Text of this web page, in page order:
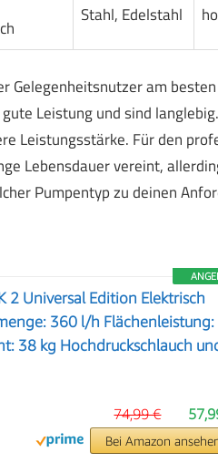
Stahl, Edelstahl
Gelegenheitsnutzer am
Leistung und sind
Leistungsstärke. Für den
Lebensdauer vereint,
Pumpentyp zu deinen
2 Universal Edition Elektrisch
360 l/h Flächenleistung:
38 kg Hochdruckschlauch
74,99 €
Bei Amazon